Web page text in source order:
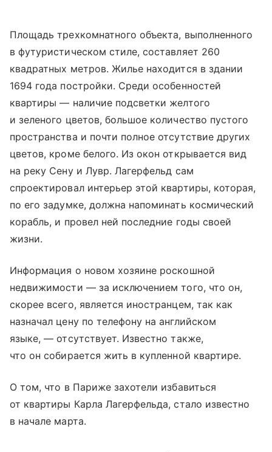
Площадь трехкомнатного объекта, выполненного
в футуристическом стиле, составляет 260
квадратных метров. Жилье находится в здании
1694 года постройки. Среди особенностей
квартиры — наличие подсветки желтого
и зеленого цветов, большое количество пустого
пространства и почти полное отсутствие других
цветов, кроме белого. Из окон открывается вид
на реку Сену и Лувр. Лагерфельд сам
спроектировал интерьер этой квартиры, которая,
по его задумке, должна напоминать космический
корабль, и провел ней последние годы своей
жизни.
Информация о новом хозяине роскошной
недвижимости — за исключением того, что он,
скорее всего, является иностранцем, так как
назначал цену по телефону на английском
языке, — отсутствует. Известно также,
что он собирается жить в купленной квартире.
О том, что в Париже захотели избавиться
от квартиры Карла Лагерфельда, стало известно
в начале марта.